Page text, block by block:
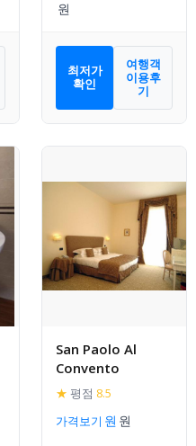
최저가
확인
여행객
이용후
기
San Paolo Al
Convento
★ 평점 8.5
가격보기